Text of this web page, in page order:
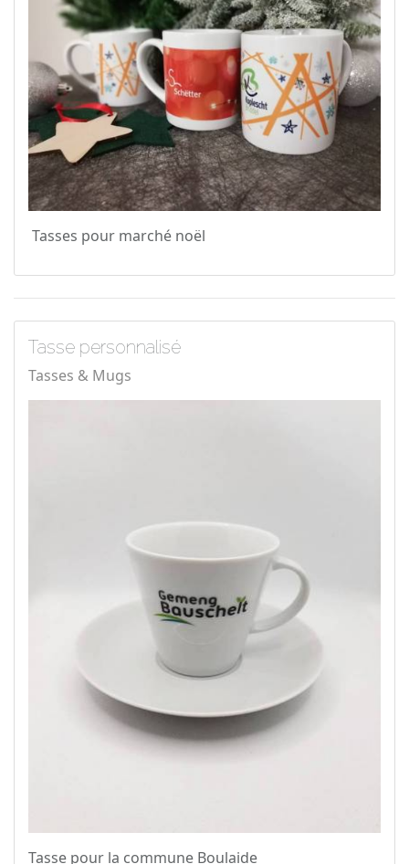
Tasses pour marché noël
Tasse personnalisé
Tasses & Mugs
Tasse pour la commune Boulaide